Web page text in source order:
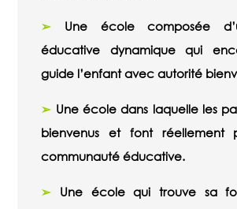
➢ Une école composée
éducative dynamique qui
guide l’enfant avec autorité
➢ Une école dans laquelle les
bienvenus et font réellement
communauté éducative.
➢ Une école qui trouve sa